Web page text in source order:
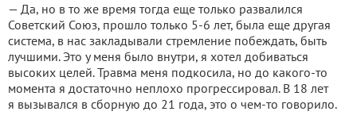
— Да, но в то же время тогда еще только развалился
Советский Союз, прошло только 5-6 лет, была еще другая
система, в нас закладывали стремление побеждать, быть
лучшими. Это у меня было внутри, я хотел добиваться
высоких целей. Травма меня подкосила, но до какого-то
момента я достаточно неплохо прогрессировал. В 18 лет
я вызывался в сборную до 21 года, это о чем-то говорило.